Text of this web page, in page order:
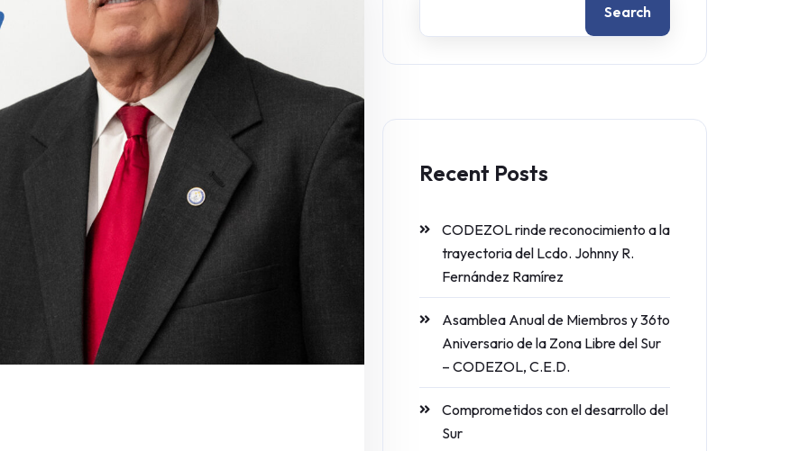
Search
Recent Posts
CODEZOL rinde reconocimiento a la
trayectoria del Lcdo. Johnny R.
Fernández Ramírez
Asamblea Anual de Miembros y 36to
Aniversario de la Zona Libre del Sur
– CODEZOL, C.E.D.
Comprometidos con el desarrollo del
Sur